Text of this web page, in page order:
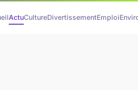
ActuCultureDivertissementEmploi